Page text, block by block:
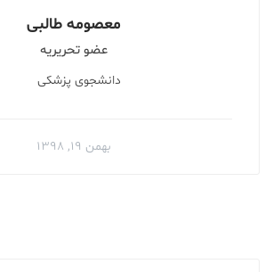
معصومه طالبی
عضو تحریریه
دانشجوی پزشکی
بهمن ۱۹, ۱۳۹۸